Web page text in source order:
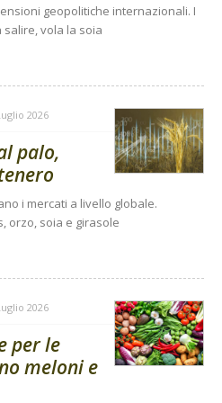
geopolitiche internazionali. I
vola la soia
2026
palo,
i mercati a livello globale.
orzo, soia e girasole
2026
per le
meloni e